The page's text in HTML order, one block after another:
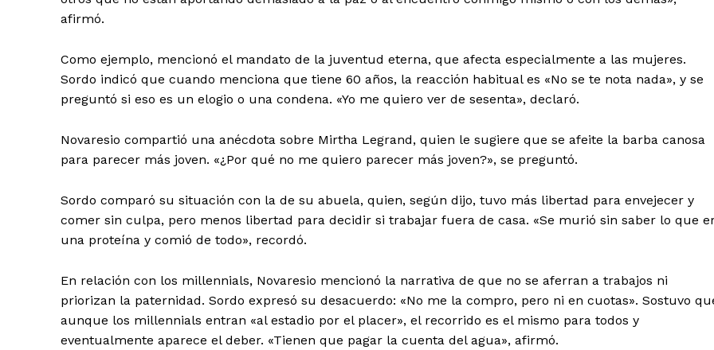
afirmó.
Como ejemplo, mencionó el mandato de la juventud eterna, que afecta especialmente a las mujeres.
Sordo indicó que cuando menciona que tiene 60 años, la reacción habitual es «No se te nota nada», y se
preguntó si eso es un elogio o una condena. «Yo me quiero ver de sesenta», declaró.
Novaresio compartió una anécdota sobre Mirtha Legrand, quien le sugiere que se afeite la barba canosa
para parecer más joven. «¿Por qué no me quiero parecer más joven?», se preguntó.
Sordo comparó su situación con la de su abuela, quien, según dijo, tuvo más libertad para envejecer y
comer sin culpa, pero menos libertad para decidir si trabajar fuera de casa. «Se murió sin saber lo que
una proteína y comió de todo», recordó.
En relación con los millennials, Novaresio mencionó la narrativa de que no se aferran a trabajos ni
priorizan la paternidad. Sordo expresó su desacuerdo: «No me la compro, pero ni en cuotas». Sostuvo
aunque los millennials entran «al estadio por el placer», el recorrido es el mismo para todos y
eventualmente aparece el deber. «Tienen que pagar la cuenta del agua», afirmó.